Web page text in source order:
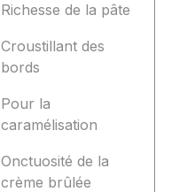
Richesse de la pâte
Croustillant des
bords
Pour la
caramélisation
Onctuosité de la
crème brûlée